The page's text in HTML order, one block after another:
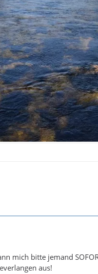
mich bitte jemand
aus!